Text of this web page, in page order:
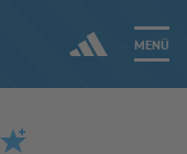
MENÜ
Jetzt einloggen